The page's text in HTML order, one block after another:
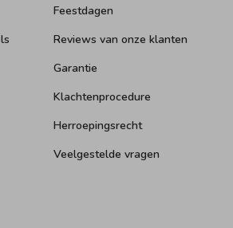
Feestdagen
Reviews van onze klanten
Garantie
Klachtenprocedure
Herroepingsrecht
Veelgestelde vragen